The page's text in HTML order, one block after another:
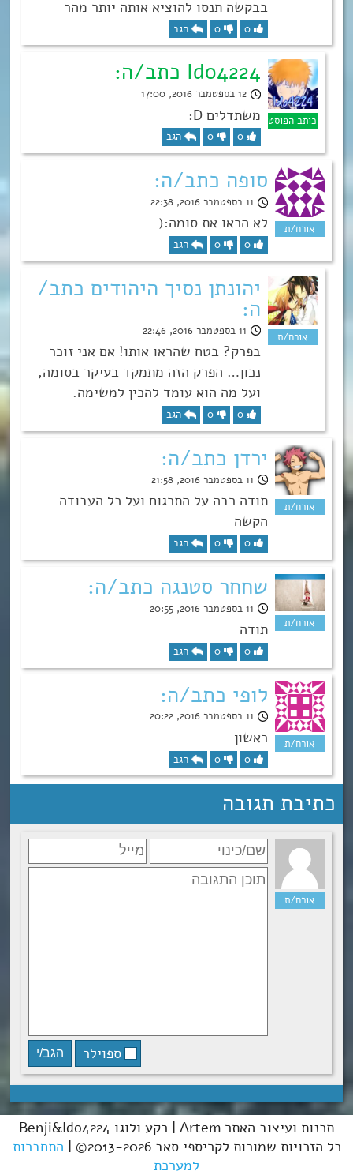
בבקשה תנסו להוציא אותה יותר מהר
0
0 הגב
Ido4224 כתב/ה:
12 בספטמבר 2016, 17:00
משתדלים D:
0
0 הגב
סופה כתב/ה:
11 בספטמבר 2016, 22:38
לא הראו את סומה:(
0
0 הגב
יהונתן נסיך היהודים כתב/
ה:
11 בספטמבר 2016, 22:46
בפרק? בטח שהראו אותו! אם אני זוכר
נכון… הפרק הזה מתמקד בעיקר בסומה,
ועל מה הוא עומד להכין למשימה.
0
0 הגב
ירדן כתב/ה:
11 בספטמבר 2016, 21:58
תודה רבה על התרגום ועל כל העבודה
הקשה
0
0 הגב
שחחר סטנגה כתב/ה:
11 בספטמבר 2016, 20:55
תודה
0
0 הגב
לופי כתב/ה:
11 בספטמבר 2016, 20:22
ראשון
0
0 הגב
כתיבת תגובה
ספוילר
תכנות ועיצוב האתר Artem | רקע ולוגו Benji&Ido4224
כל הזכויות שמורות לקריספי סאב 2013-2026© |
התחברות
למערכת